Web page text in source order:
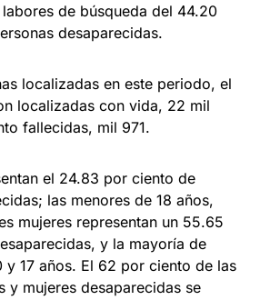
de búsqueda del 44.20
desaparecidas.
localizadas en este periodo, el
localizadas con vida, 22 mil
fallecidas, mil 971.
el 24.83 por ciento de
las menores de 18 años,
mujeres representan un 55.65
y la mayoría de
y 17 años. El 62 por ciento de las
y mujeres desaparecidas se